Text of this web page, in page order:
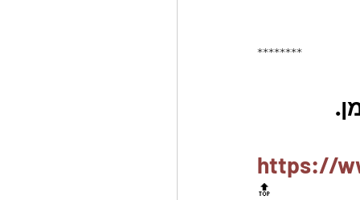
********
https://
🔝